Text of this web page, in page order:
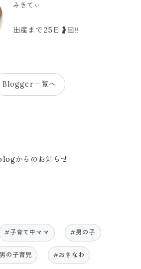
みきてぃ
出産まで25日🤰🏻‼️
Blogger一覧へ
からのお知らせ
#子育て中ママ #男の子
の子育児 #おきなわ